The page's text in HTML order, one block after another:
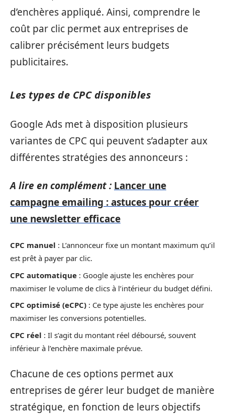
d’enchères appliqué. Ainsi, comprendre le
coût par clic permet aux entreprises de
calibrer précisément leurs budgets
publicitaires.
Les types de CPC disponibles
Google Ads met à disposition plusieurs
variantes de CPC qui peuvent s’adapter aux
différentes stratégies des annonceurs :
A lire en complément : Lancer une
campagne emailing : astuces pour créer
une newsletter efficace
CPC manuel : L’annonceur fixe un montant maximum qu’il
est prêt à payer par clic.
CPC automatique : Google ajuste les enchères pour
maximiser le volume de clics à l’intérieur du budget défini.
CPC optimisé (eCPC) : Ce type ajuste les enchères pour
maximiser les conversions potentielles.
CPC réel : Il s’agit du montant réel déboursé, souvent
inférieur à l’enchère maximale prévue.
Chacune de ces options permet aux
entreprises de gérer leur budget de manière
stratégique, en fonction de leurs objectifs